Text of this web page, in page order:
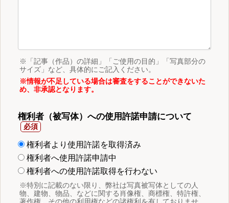
※「記事（作品）の詳細」「ご使用の目的」「写真部分の
サイズ」など、具体的にご記入ください。
※情報が不足している場合は審査をすることができないた
め、非承認となります。
権利者（被写体）への使用許諾申請について
権利者より使用許諾を取得済み
権利者へ使用許諾申請中
権利者への使用許諾取得を行わない
※特別に記載のない限り、弊社は写真被写体としての人
物、建物、物品、などに関する肖像権、商標権、特許権、